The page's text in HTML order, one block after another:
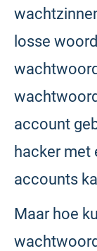
losse
account
hacker met
accounts
Maar hoe